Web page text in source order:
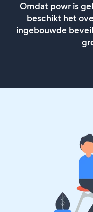
Omdat powr is
beschikt het
ingebouwde